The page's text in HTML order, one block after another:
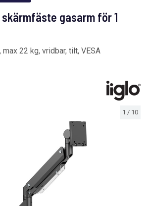
1 / 10
skärmfäste gasarm för 1
22 kg, vridbar, tilt, VESA